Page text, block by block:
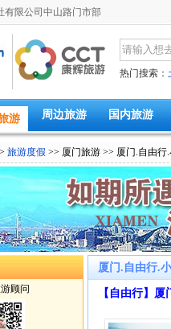
有限公司中山路门市部
热门搜索：
游 周边旅游 国内旅游
旅游度假 >> 厦门旅游 >> 厦门.自由行.
顾问
厦门.自由行.
【自由行】